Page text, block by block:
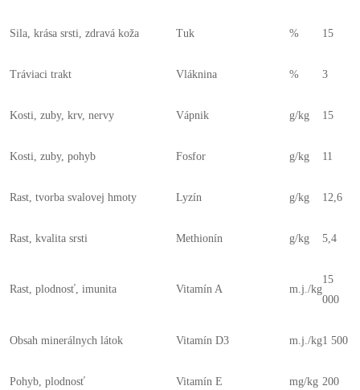
Sila, krása srsti, zdravá koža Tuk % 15
Tráviaci trakt Vláknina % 3
Kosti, zuby, krv, nervy Vápnik g/kg 15
Kosti, zuby, pohyb Fosfor g/kg 11
Rast, tvorba svalovej hmoty Lyzín g/kg 12,6
Rast, kvalita srsti Methionín g/kg 5,4
Rast, plodnosť, imunita Vitamín A m.j./kg
15
000
Obsah minerálnych látok Vitamín D3 m.j./kg1 500
Pohyb, plodnosť Vitamín E mg/kg 200